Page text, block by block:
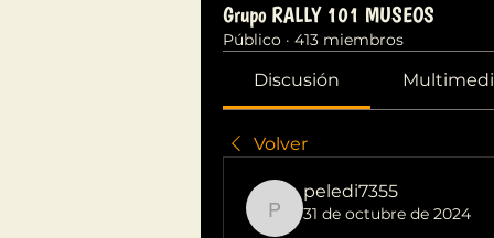
Grupo RALLY 101 MUSEOS
Público · 413 miembros
Discusión
Volver
peledi7355
peledi7355
31 de octubre de 2024